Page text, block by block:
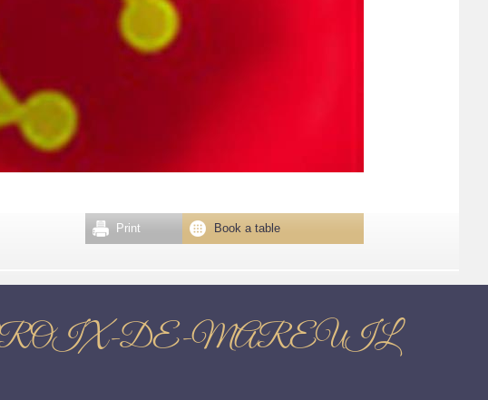
Book a table
Print
CROIX-DE-MAREUIL